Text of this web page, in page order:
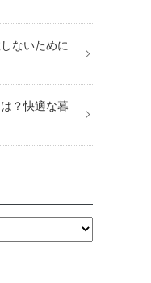
ないために
？快適な暮